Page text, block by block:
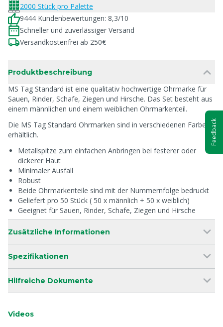
2000 Stück pro Palette
9444 Kundenbewertungen: 8,3/10
Schneller und zuverlässiger Versand
Versandkostenfrei ab 250€
Produktbeschreibung
MS Tag Standard ist eine qualitativ hochwertige Ohrmarke für
Sauen, Rinder, Schafe, Ziegen und Hirsche. Das Set besteht aus
einem männlichen und einem weiblichen Ohrmarkenteil.
Die MS Tag Standard Ohrmarken sind in verschiedenen Farben
erhältlich.
Metallspitze zum einfachen Anbringen bei festerer oder
dickerer Haut
Minimaler Ausfall
Robust
Beide Ohrmarkenteile sind mit der Nummernfolge bedruckt
Geliefert pro 50 Stück ( 50 x männlich + 50 x weiblich)
Geeignet für Sauen, Rinder, Schafe, Ziegen und Hirsche
Zusätzliche Informationen
Spezifikationen
Hilfreiche Dokumente
Videos
Feedback